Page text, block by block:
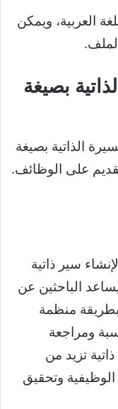
العربية، ويمكن
بصيغة
الذاتية بصيغة
سير ذاتية
الباحثين عن
منظمة
ومراجعة
تزيد من
وتحقيق